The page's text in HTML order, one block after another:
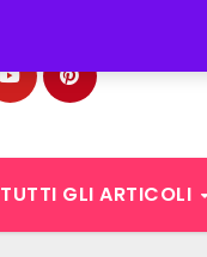
TUTTI GLI ARTICOLI